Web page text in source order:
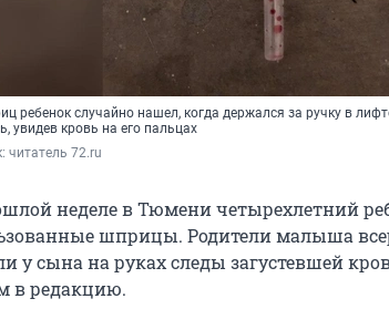
ребенок случайно нашел, когда держался за ручку в
увидев кровь на его пальцах
читатель 72.ru
неделе в Тюмени четырехлетний
шприцы. Родители малыша
у сына на руках следы загустевшей
в редакцию.